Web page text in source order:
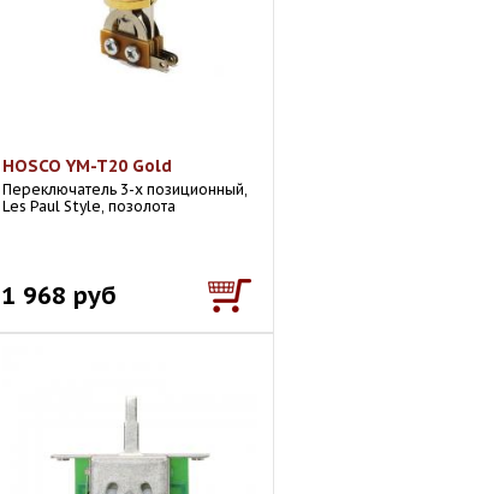
HOSCO YM-T20 Gold
Переключатель 3-х позиционный,
Les Paul Style, позолота
1 968 руб